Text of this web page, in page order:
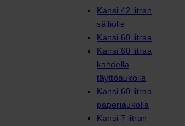
Kansi 42 litran
säiliölle
Kansi 60 litraa
Kansi 60 litraa
kahdella
täyttöaukolla
Kansi 60 litraa
paperiaukolla
Kansi 7 litran